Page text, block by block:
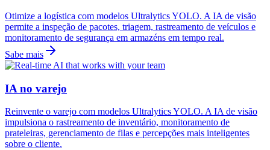
Otimize a logística com modelos Ultralytics YOLO. A IA de visão
permite a inspeção de pacotes, triagem, rastreamento de veículos e
monitoramento de segurança em armazéns em tempo real.
Sabe mais
IA no varejo
Reinvente o varejo com modelos Ultralytics YOLO. A IA de visão
impulsiona o rastreamento de inventário, monitoramento de
prateleiras, gerenciamento de filas e percepções mais inteligentes
sobre o cliente.